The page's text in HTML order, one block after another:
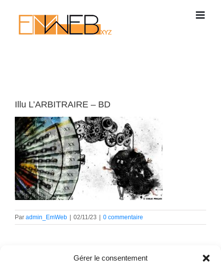
Gérer le consentement
contenu
Illu L’ARBITRAIRE – BD
Par admin_EmWeb | 02/11/23 | 0 commentaire